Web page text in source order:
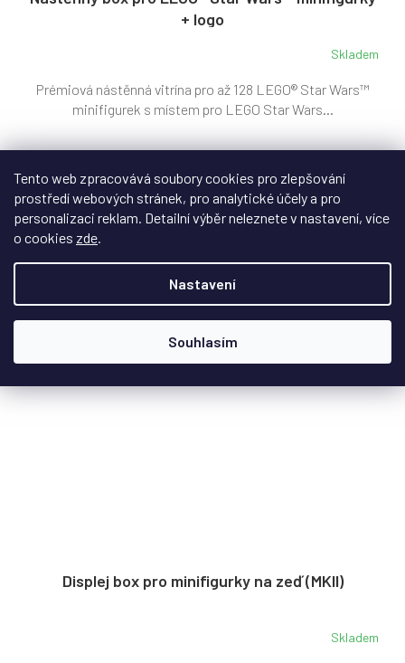
Tento web zpracovává soubory cookies pro zlepšování
prostředí webových stránek, pro analytické účely a pro
personalizaci reklam. Detailní výběr neleznete v nastavení, více
o cookies zde
Nastavení
Souhlasím
+ logo
Skladem
4 149 Kč
Do košíku
Prémiová nástěnná vitrína pro až 128 LEGO® Star Wars™
minifigurek s místem pro LEGO Star Wars...
Displej box pro minifigurky na zeď (MKII)
Skladem